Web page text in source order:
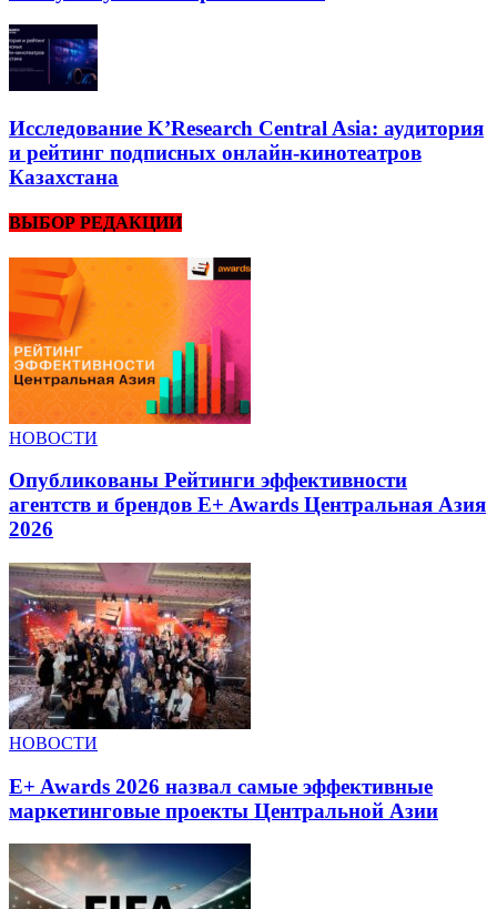
Исследование K’Research Central Asia: аудитория
и рейтинг подписных онлайн-кинотеатров
Казахстана
ВЫБОР РЕДАКЦИИ
НОВОСТИ
Опубликованы Рейтинги эффективности
агентств и брендов E+ Awards Центральная Азия
2026
НОВОСТИ
E+ Awards 2026 назвал самые эффективные
маркетинговые проекты Центральной Азии